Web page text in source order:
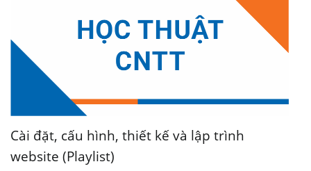
Cài đặt, cấu hình, thiết kế và lập trình
website (Playlist)